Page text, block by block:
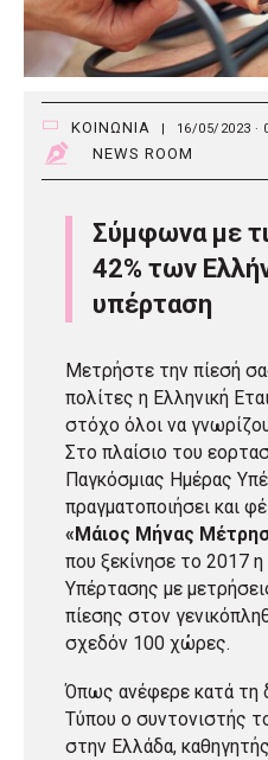
ΚΟΙΝΩΝΙΑ 16/05/2023 ·
NEWS ROOM
Σύμφωνα με
42% των
υπέρταση
Μετρήστε την πίεσή
πολίτες η Ελληνική
στόχο όλοι να
Στο πλαίσιο του
Παγκόσμιας Ημέρας
πραγματοποιήσει και
«Μάιος Μήνας
που ξεκίνησε το 2017 η
Υπέρτασης με
πίεσης στον
σχεδόν 100 χώρες.
Όπως ανέφερε κατά τη
Τύπου ο συντονιστής
στην Ελλάδα,